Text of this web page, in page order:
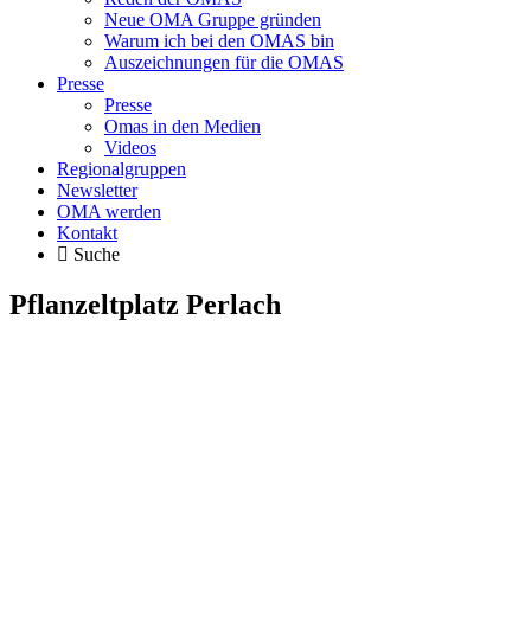
Neue OMA Gruppe gründen
Warum ich bei den OMAS bin
Auszeichnungen für die OMAS
Presse
Presse
Omas in den Medien
Videos
Regionalgruppen
Newsletter
OMA werden
Kontakt
Suche
Pflanzeltplatz Perlach